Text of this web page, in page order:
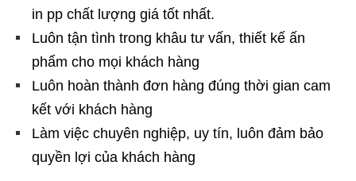
in pp chất lượng giá tốt nhất.
Luôn tận tình trong khâu tư vấn, thiết kế ấn
phẩm cho mọi khách hàng
Luôn hoàn thành đơn hàng đúng thời gian cam
kết với khách hàng
Làm việc chuyên nghiệp, uy tín, luôn đảm bảo
quyền lợi của khách hàng